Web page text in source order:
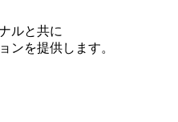
ルと共に
ンを提供します。